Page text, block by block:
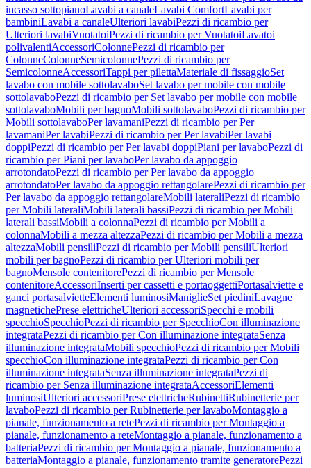
incasso sottopianoLavabi a canaleLavabi ComfortLavabi per
bambiniLavabi a canaleUlteriori lavabiPezzi di ricambio per
Ulteriori lavabiVuotatoiPezzi di ricambio per VuotatoiLavatoi
polivalentiAccessoriColonnePezzi di ricambio per
ColonneColonneSemicolonnePezzi di ricambio per
SemicolonneAccessoriTappi per pilettaMateriale di fissaggioSet
lavabo con mobile sottolavaboSet lavabo per mobile con mobile
sottolavaboPezzi di ricambio per Set lavabo per mobile con mobile
sottolavaboMobili per bagnoMobili sottolavaboPezzi di ricambio per
Mobili sottolavaboPer lavamaniPezzi di ricambio per Per
lavamaniPer lavabiPezzi di ricambio per Per lavabiPer lavabi
doppiPezzi di ricambio per Per lavabi doppiPiani per lavaboPezzi di
ricambio per Piani per lavaboPer lavabo da appoggio
arrotondatoPezzi di ricambio per Per lavabo da appoggio
arrotondatoPer lavabo da appoggio rettangolarePezzi di ricambio per
Per lavabo da appoggio rettangolareMobili lateraliPezzi di ricambio
per Mobili lateraliMobili laterali bassiPezzi di ricambio per Mobili
laterali bassiMobili a colonnaPezzi di ricambio per Mobili a
colonnaMobili a mezza altezzaPezzi di ricambio per Mobili a mezza
altezzaMobili pensiliPezzi di ricambio per Mobili pensiliUlteriori
mobili per bagnoPezzi di ricambio per Ulteriori mobili per
bagnoMensole contenitorePezzi di ricambio per Mensole
contenitoreAccessoriInserti per cassetti e portaoggettiPortasalviette e
ganci portasalvietteElementi luminosiManiglieSet piediniLavagne
magnetichePrese elettricheUlteriori accessoriSpecchi e mobili
specchioSpecchioPezzi di ricambio per SpecchioCon illuminazione
integrataPezzi di ricambio per Con illuminazione integrataSenza
illuminazione integrataMobili specchioPezzi di ricambio per Mobili
specchioCon illuminazione integrataPezzi di ricambio per Con
illuminazione integrataSenza illuminazione integrataPezzi di
ricambio per Senza illuminazione integrataAccessoriElementi
luminosiUlteriori accessoriPrese elettricheRubinettiRubinetterie per
lavaboPezzi di ricambio per Rubinetterie per lavaboMontaggio a
pianale, funzionamento a retePezzi di ricambio per Montaggio a
pianale, funzionamento a reteMontaggio a pianale, funzionamento a
batteriaPezzi di ricambio per Montaggio a pianale, funzionamento a
batteriaMontaggio a pianale, funzionamento tramite generatorePezzi